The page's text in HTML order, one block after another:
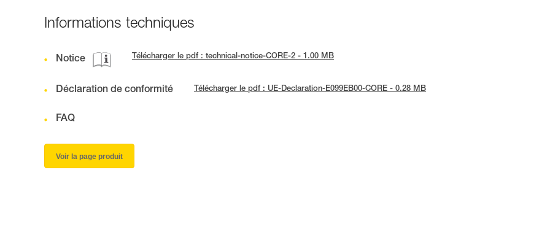
Informations techniques
Notice Télécharger le pdf : technical-notice-CORE-2 - 1.00 MB
Déclaration de conformité Télécharger le pdf : UE-Declaration-E099EB00-CORE - 0.28 MB
FAQ
Voir la page produit